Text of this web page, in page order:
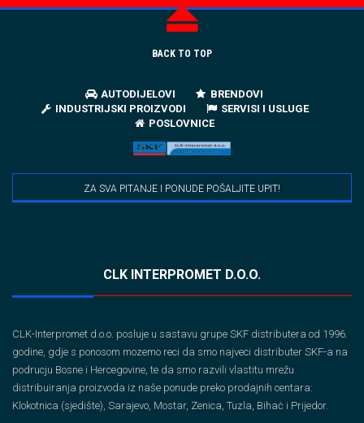
BACK TO TOP
AUTODIJELOVI
BRENDOVI
INDUSTRIJSKI PROIZVODI
SERVISI I USLUGE
POSLOVNICE
ZA SVA PITANJE I PONUDE POŠALJITE UPIT!
CLK INTERPROMET D.O.O.
CLK-Interpromet d.o.o. posluje u sastavu grupe SKF distributera od 1996.
godine, gdje s ponosom mozemo reci da smo najveci distributer SKF-a na
podrucju Bosne i Hercegovine, te da smo razvili vlastitu mrežu
distribuiranja proizvoda iz naše ponude preko prodajnih centara:
Klokotnica (sjedište), Sarajevo, Mostar, Zenica, Tuzla, Bihaċ i Prijedor.